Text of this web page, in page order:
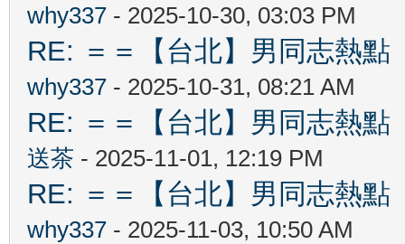
why337 - 2025-10-30, 03:03 PM
RE: ＝＝【台北】男同志熱
why337 - 2025-10-31, 08:21 AM
RE: ＝＝【台北】男同志熱
送茶 - 2025-11-01, 12:19 PM
RE: ＝＝【台北】男同志熱
why337 - 2025-11-03, 10:50 AM